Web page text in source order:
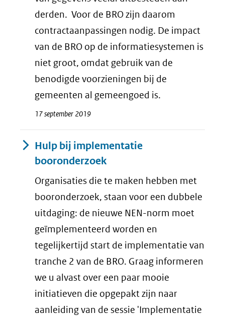
derden. Voor de BRO zijn daarom
contractaanpassingen nodig. De impact
van de BRO op de informatiesystemen is
niet groot, omdat gebruik van de
benodigde voorzieningen bij de
gemeenten al gemeengoed is.
17 september 2019
Hulp bij implementatie
booronderzoek
Organisaties die te maken hebben met
booronderzoek, staan voor een dubbele
uitdaging: de nieuwe NEN-norm moet
geïmplementeerd worden en
tegelijkertijd start de implementatie van
tranche 2 van de BRO. Graag informeren
we u alvast over een paar mooie
initiatieven die opgepakt zijn naar
aanleiding van de sessie 'Implementatie